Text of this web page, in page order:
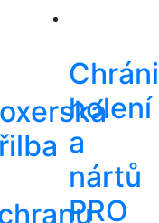
holení
a
nártů
PRO